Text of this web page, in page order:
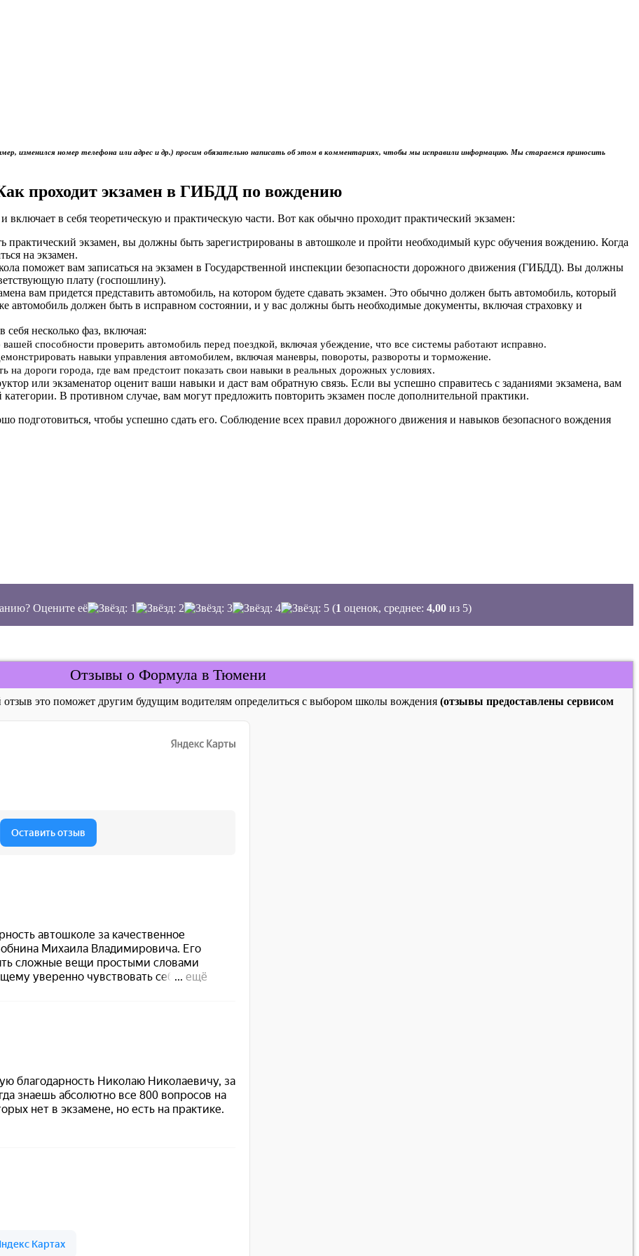
изменился номер телефона или адрес и др.) просим обязательно написать об этом в комментариях, чтобы мы исправили информацию. Мы стараемся приносить
проходит экзамен в ГИБДД по вождению
в себя теоретическую и практическую части. Вот как обычно проходит практический экзамен:
практический экзамен, вы должны быть зарегистрированы в автошколе и пройти необходимый курс обучения вождению. Когда
на экзамен.
поможет вам записаться на экзамен в Государственной инспекции безопасности дорожного движения (ГИБДД). Вы должны
плату (госпошлину).
вам придется представить автомобиль, на котором будете сдавать экзамен. Это обычно должен быть автомобиль, который
автомобиль должен быть в исправном состоянии, и у вас должны быть необходимые документы, включая страховку и
несколько фаз, включая:
способности проверить автомобиль перед поездкой, включая убеждение, что все системы работают исправно.
навыки управления автомобилем, включая маневры, повороты, развороты и торможение.
на дороги города, где вам предстоит показать свои навыки в реальных дорожных условиях.
или экзаменатор оценит ваши навыки и даст вам обратную связь. Если вы успешно справитесь с заданиями экзамена, вам
В противном случае, вам могут предложить повторить экзамен после дополнительной практики.
подготовиться, чтобы успешно сдать его. Соблюдение всех правил дорожного движения и навыков безопасного вождения
Оцените её (1 оценок, среднее: 4,00 из 5)
Отзывы о Формула в Тюмени
это поможет другим будущим водителям определиться с выбором школы вождения (отзывы предоставлены сервисом